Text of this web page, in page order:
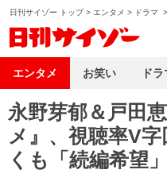
日刊サイゾー トップ> エンタメ > ドラマ >
永野芽郁＆戸田
メ』、視聴率V
くも「続編希望
エンタメ お笑い ドラ